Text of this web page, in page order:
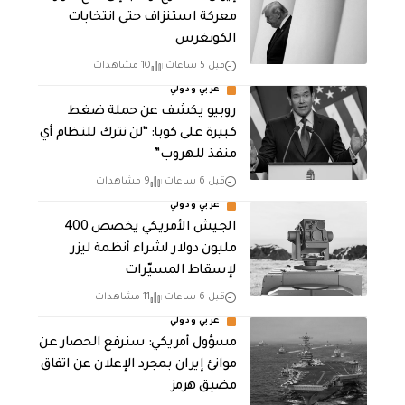
معركة استنزاف حتى انتخابات
الكونغرس
قبل 5 ساعات 10 مشاهدات
عربي ودولي
روبيو يكشف عن حملة ضغط
كبيرة على كوبا: “لن نترك للنظام أي
منفذ للهروب”
قبل 6 ساعات 9 مشاهدات
عربي ودولي
الجيش الأمريكي يخصص 400
مليون دولار لشراء أنظمة ليزر
لإسقاط المسيّرات
قبل 6 ساعات 11 مشاهدات
عربي ودولي
مسؤول أمريكي: سنرفع الحصار عن
موانئ إيران بمجرد الإعلان عن اتفاق
مضيق هرمز